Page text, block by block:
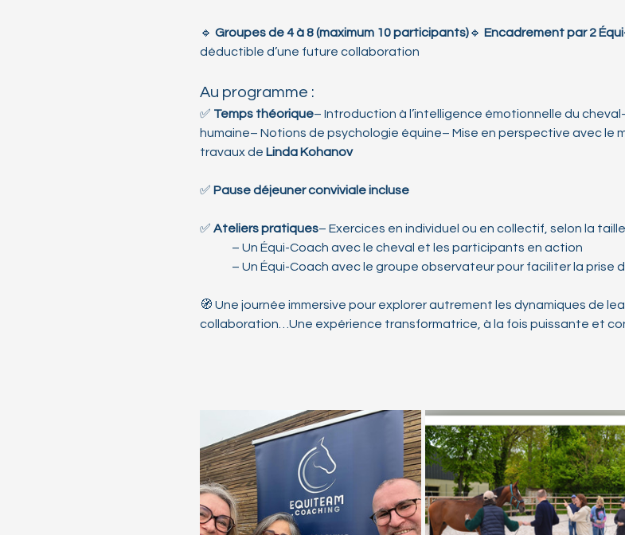
🔹 Groupes de 4 à 8 (maximum 10 participants)🔹 Encadrement par 2
déductible d’une future collaboration
Au programme :
✅ Temps théorique– Introduction à l’intelligence émotionnelle du
humaine– Notions de psychologie équine– Mise en perspective avec le
travaux de Linda Kohanov
✅ Pause déjeuner conviviale incluse
✅ Ateliers pratiques– Exercices en individuel ou en collectif, selon la
	– Un Équi-Coach avec le cheval et les participants en action
– Un Équi-Coach avec le groupe observateur pour faciliter la
🧭 Une journée immersive pour explorer autrement les dynamiques de
collaboration…Une expérience transformatrice, à la fois puissante et